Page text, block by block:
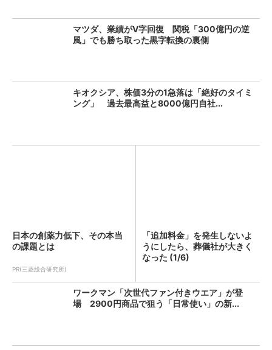
マツダ、業績がV字回復 関税「300億円の逆
風」でも勝ち取った黒字転換の裏側
キオクシア、株価3分の1急落は「絶好のタイミ
ング」 過去最高益と8000億円自社...
日本の創薬力低下、その本当
の課題とは
PR(三菱総合研究所)
「追加料金」を発生しないよ
うにしたら、葬儀社が大きく
なった (1/6)
ワークマン「次世代ファン付きウエア」が登
場 2900円商品で狙う「日常使い」の新...